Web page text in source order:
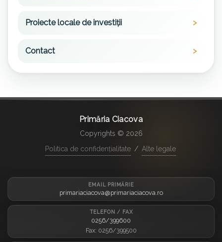
Proiecte locale de investiții
Contact
Primăria Ciacova
Copyrights © 2026
Politica de confidențialitate / Alte legale
EMAIL PRIMĂRIE
primariaciacova@primariaciacova.ro
TELEFON / FAX
0256/399600
Fax: 0256/399500